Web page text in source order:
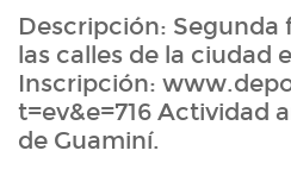
Descripción:
las calles de la ciudad
Inscripción:
t=ev&e=716 Actividad
de Guaminí.